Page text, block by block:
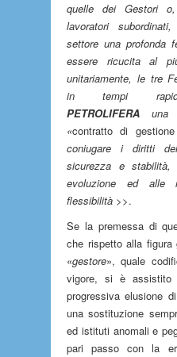
quelle dei Gestori
lavoratori
settore una profonda
essere ricucita al
unitariamente, le tre
in tempi
PETROLIFERA una
«contratto di
coniugare i diritti
sicurezza e
evoluzione ed alle
flessibilità >>.
Se la premessa di
che rispetto alla figura
«gestore», quale
vigore, si è
progressiva elusione
una sostituzione
ed istituti anomali e
pari passo con la